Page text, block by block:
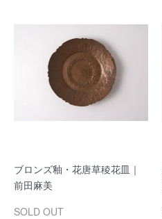
ブロンズ釉・花唐草稜花皿｜
前田麻美
SOLD OUT